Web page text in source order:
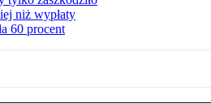
niż wypłaty
60 procent